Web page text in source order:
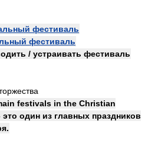
фестиваль
фестиваль
/ устраивать фестиваль
festivals in the Christian
один из главных праздников